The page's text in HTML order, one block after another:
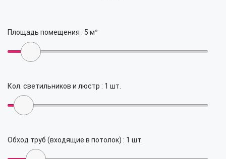
Площадь помещения : 5 м²
Кол. светильников и люстр : 1 шт.
Обход труб (входящие в потолок) : 1 шт.